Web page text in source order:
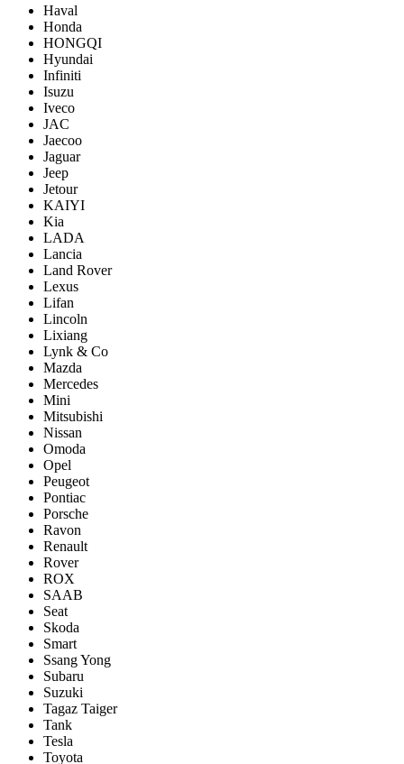
Haval
Honda
HONGQI
Hyundai
Infiniti
Isuzu
Iveco
JAC
Jaecoo
Jaguar
Jeep
Jetour
KAIYI
Kia
LADA
Lancia
Land Rover
Lexus
Lifan
Lincoln
Lixiang
Lynk & Co
Mazda
Mercedes
Mini
Mitsubishi
Nissan
Omoda
Opel
Peugeot
Pontiac
Porsсhe
Ravon
Renault
Rover
ROX
SAAB
Seat
Skoda
Smart
Ssang Yong
Subaru
Suzuki
Tagaz Taiger
Tank
Tesla
Toyota